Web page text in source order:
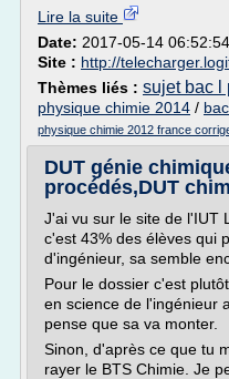
Lire la suite
Date: 2017-05-14 06:52:54
Site : http://
Thèmes liés : sujet bac l
physique chimie 2014 /
physique chimie 2012 france
DUT génie
procédés,DUT
J'ai vu sur le site de l'IUT
c'est 43% des élèves qui
d'ingénieur, sa semble
Pour le dossier c'est
en science de l'ingénieur
pense que sa va monter.
Sinon, d'après ce que tu
rayer le BTS Chimie. Je